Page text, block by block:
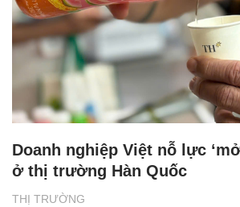
THỊ TRƯỜNG
Doanh nghiệp Việt nỗ lực
ở thị trường Hàn Quốc